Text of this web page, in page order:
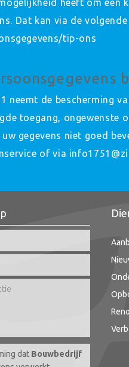
heeft om
Dat kan via de
tip-ons
neemt de bescherming
toegang, ongewenste
gegevens niet goed
of via
dat Bouwbedrijf